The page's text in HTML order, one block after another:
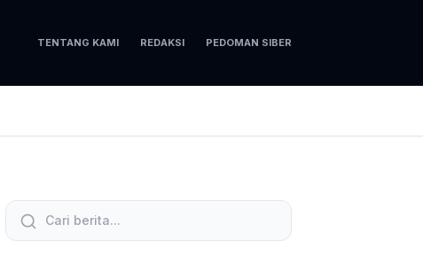
TENTANG KAMI REDAKSI PEDOMAN SIBER